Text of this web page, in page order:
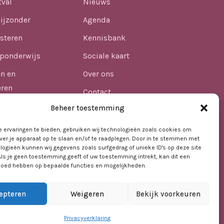
Beheer toestemming
ervaringen te bieden, gebruiken wij technologieën zoals cookies om
je apparaat op te slaan en/of te raadplegen. Door in te stemmen met
kunnen wij gegevens zoals surfgedrag of unieke ID's op deze site
je geen toestemming geeft of uw toestemming intrekt, kan dit een
hebben op bepaalde functies en mogelijkheden.
Weigeren Bekijk voorkeuren
Privacyverklaring
en
in het
Nieuws
Agenda
Kennisbank
Sociale kaart
Over ons
Contact